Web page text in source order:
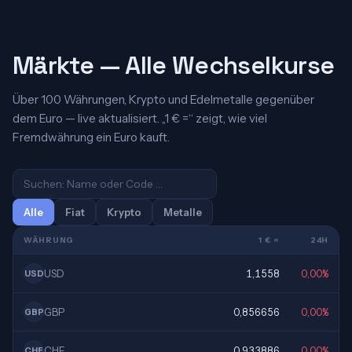
Märkte — Alle Wechselkurse
Über 100 Währungen, Krypto und Edelmetalle gegenüber
dem Euro — live aktualisiert. „1 € =“ zeigt, wie viel
Fremdwährung ein Euro kauft.
Alle Fiat Krypto Metalle
WÄHRUNG 1 € = 24H
USDUSD 1,1558 0,00%
GBPGBP 0,856656 0,00%